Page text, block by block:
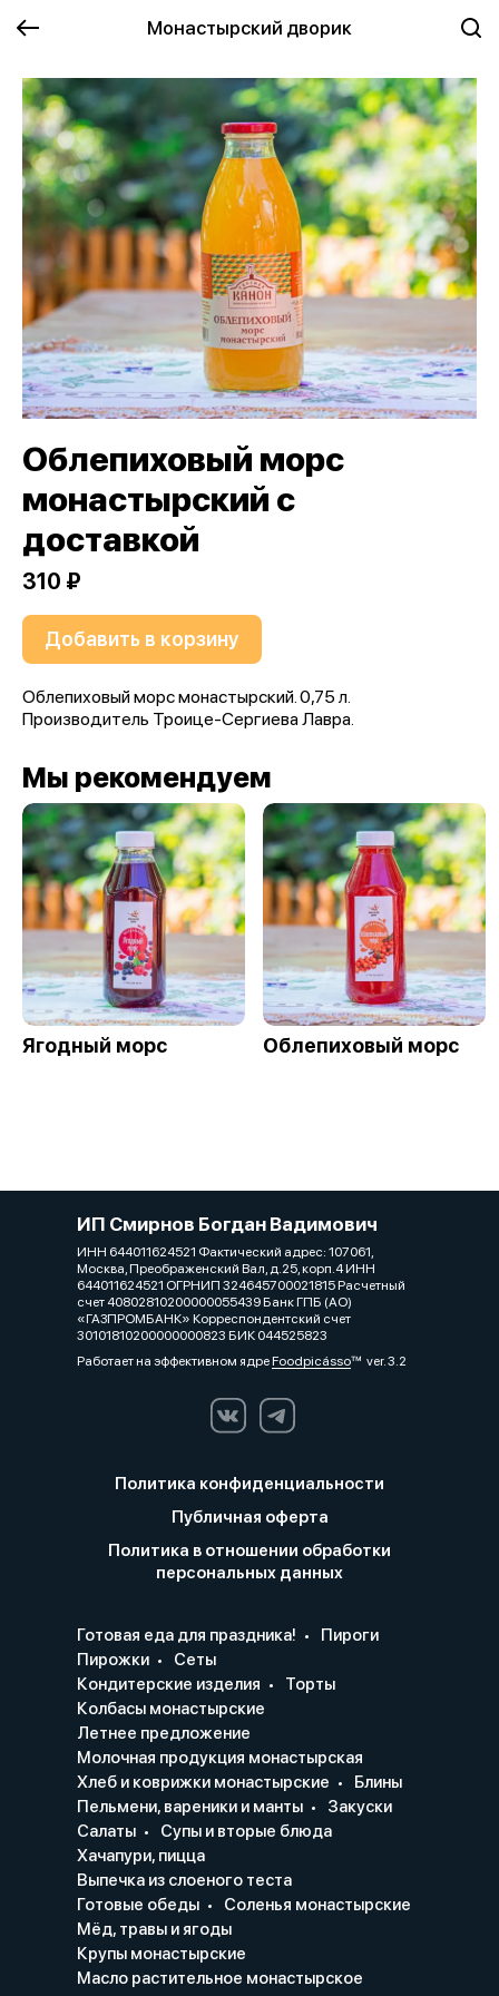
Монастырский дворик
Облепиховый морс
монастырский с
доставкой
310 ₽
Добавить в корзину
Облепиховый морс монастырский. 0,75 л.
Производитель Троице-Сергиева Лавра.
Мы рекомендуем
Ягодный морс Облепиховый морс
ИП Смирнов Богдан Вадимович
ИНН 644011624521 Фактический адрес: 107061,
Москва, Преображенский Вал, д.25, корп.4 ИНН
644011624521 ОГРНИП 324645700021815 Расчетный
счет 40802810200000055439 Банк ГПБ (АО)
«ГАЗПРОМБАНК» Корреспондентский счет
30101810200000000823 БИК 044525823
Работает на эффективном ядреFoodpicássover. 3.2
Политика конфиденциальности
Публичная оферта
Политика в отношении обработки
персональных данных
Готовая еда для праздника!
Пироги
Пирожки
Сеты
Кондитерские изделия
Торты
Колбасы монастырские
Летнее предложение
Молочная продукция монастырская
Хлеб и коврижки монастырские
Блины
Пельмени, вареники и манты
Закуски
Салаты
Супы и вторые блюда
Хачапури, пицца
Выпечка из слоеного теста
Готовые обеды
Соленья монастырские
Мёд, травы и ягоды
Крупы монастырские
Масло растительное монастырское